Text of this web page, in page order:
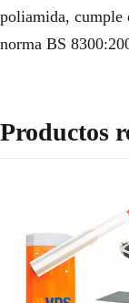
poliamida, cumple
norma BS
Productos